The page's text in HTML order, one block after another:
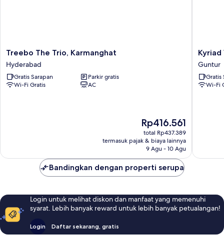
Treebo
The
Trio,
Karmanghat
Hyderabad
Treebo The Trio, Karmanghat
Hyderabad
Gratis Sarapan
Parkir gratis
Wi-Fi Gratis
AC
Harga
sekarang
Rp416.561
Rp416.561
total Rp437.389
termasuk pajak & biaya lainnya
9 Agu - 10 Agu
Kyriad
Vajram
Guntur
Guntur
Kyriad
Guntur
Gratis
Wi-Fi
Bandingkan dengan properti serupa
Login untuk melihat diskon dan manfaat yang memenuhi
syarat. Lebih banyak reward untuk lebih banyak petualangan!
Login Daftar sekarang, gratis